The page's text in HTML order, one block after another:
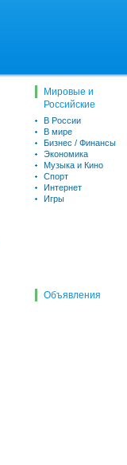
Мировые и
Российские
В России
В мире
Бизнес / Финансы
Экономика
Музыка и Кино
Спорт
Интернет
Игры
Объявления